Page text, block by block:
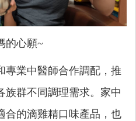
的心願~
專業中醫師合作調配，推
族群不同調理需求。家中
合的滴雞精口味產品，也